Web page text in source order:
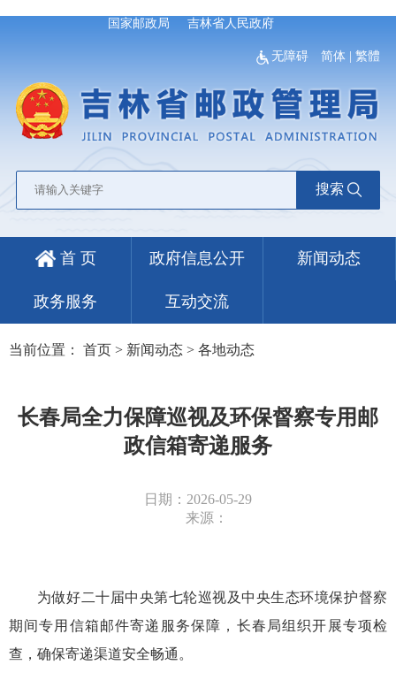
国家邮政局 吉林省人民政府
无障碍 简体 |繁體
搜索
首 页 政府信息公开 新闻动态
政务服务 互动交流
当前位置： 首页 > 新闻动态 > 各地动态
长春局全力保障巡视及环保督察专用邮
政信箱寄递服务
日期：2026-05-29
来源：
为做好二十届中央第七轮巡视及中央生态环境保护督察
期间专用信箱邮件寄递服务保障，长春局组织开展专项检
查，确保寄递渠道安全畅通。